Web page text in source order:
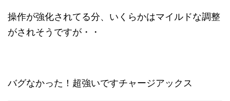
操作が強化されてる分、いくらかはマイルドな調整
がされそうですが・・
バグなかった！超強いですチャージアックス